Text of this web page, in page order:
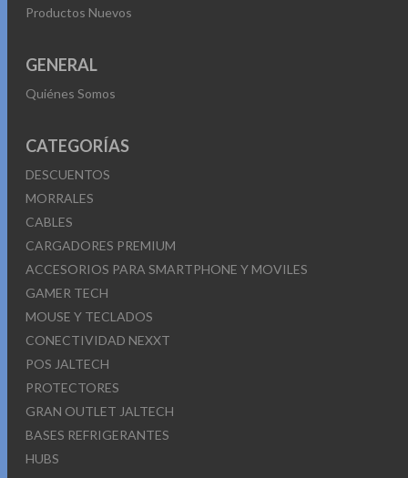
Productos Nuevos
GENERAL
Quiénes Somos
CATEGORÍAS
DESCUENTOS
MORRALES
CABLES
CARGADORES PREMIUM
ACCESORIOS PARA SMARTPHONE Y MOVILES
GAMER TECH
MOUSE Y TECLADOS
CONECTIVIDAD NEXXT
POS JALTECH
PROTECTORES
GRAN OUTLET JALTECH
BASES REFRIGERANTES
HUBS